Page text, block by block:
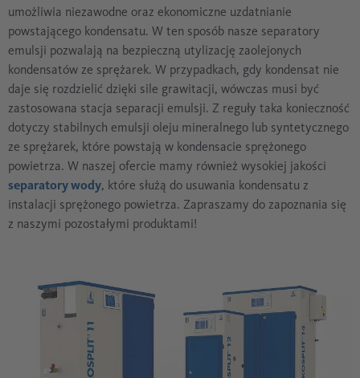
umożliwia niezawodne oraz ekonomiczne uzdatnianie
powstającego kondensatu. W ten sposób nasze separatory
emulsji pozwalają na bezpieczną utylizację zaolejonych
kondensatów ze sprężarek. W przypadkach, gdy kondensat nie
daje się rozdzielić dzięki sile grawitacji, wówczas musi być
zastosowana stacja separacji emulsji. Z reguły taka konieczność
dotyczy stabilnych emulsji oleju mineralnego lub syntetycznego
ze sprężarek, które powstają w kondensacie sprężonego
powietrza. W naszej ofercie mamy również wysokiej jakości
separatory wody, które służą do usuwania kondensatu z
instalacji sprężonego powietrza. Zapraszamy do zapoznania się
z naszymi pozostałymi produktami!